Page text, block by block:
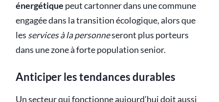
énergétique peut cartonner dans une commune
engagée dans la transition écologique, alors que
les services à la personneseront plus porteurs
dans une zone à forte population senior.
Anticiper les tendances durables
Un secteur qui fonctionne aujourd’hui doit aussi